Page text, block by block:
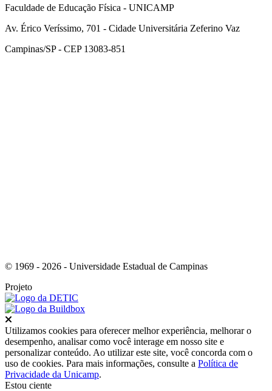
Faculdade de Educação Física - UNICAMP
Av. Érico Veríssimo, 701 - Cidade Universitária Zeferino Vaz
Campinas/SP - CEP 13083-851
© 1969 - 2026 - Universidade Estadual de Campinas
Projeto
Utilizamos cookies para oferecer melhor experiência, melhorar o
desempenho, analisar como você interage em nosso site e
personalizar conteúdo. Ao utilizar este site, você concorda com o
uso de cookies. Para mais informações, consulte a Política de
Privacidade da Unicamp.
Estou ciente